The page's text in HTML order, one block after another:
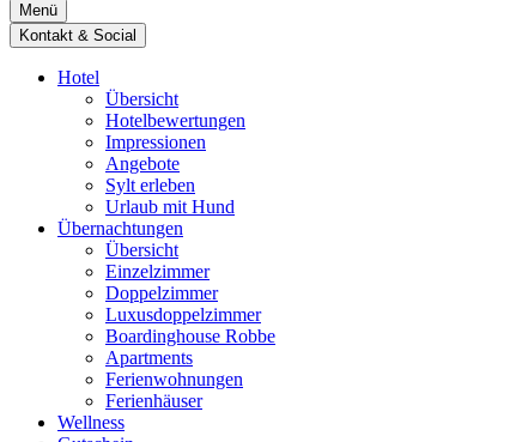
Menü
Kontakt & Social
Hotel
Übersicht
Hotelbewertungen
Impressionen
Angebote
Sylt erleben
Urlaub mit Hund
Übernachtungen
Übersicht
Einzelzimmer
Doppelzimmer
Luxusdoppelzimmer
Boardinghouse Robbe
Apartments
Ferienwohnungen
Ferienhäuser
Wellness